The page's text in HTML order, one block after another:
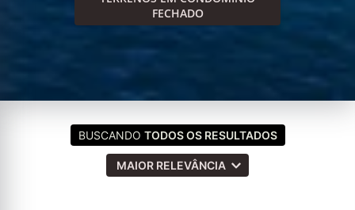
FECHADO
BUSCANDO TODOS OS RESULTADOS
MAIOR RELEVÂNCIA